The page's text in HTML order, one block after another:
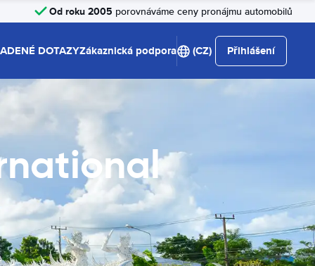
Od roku 2005 porovnáváme ceny pronájmu automobilů
DOTAZYZákaznická podpora (CZ) Přihlášení